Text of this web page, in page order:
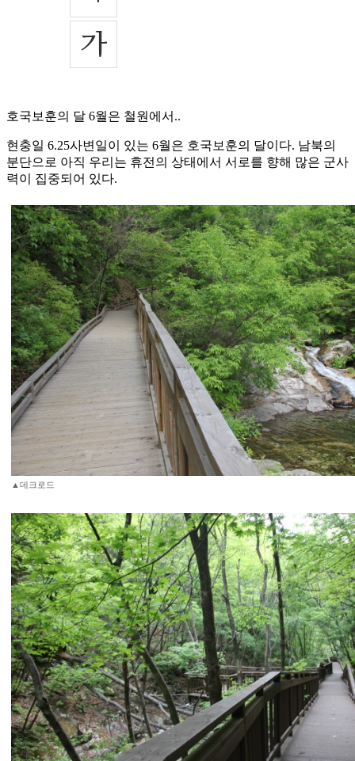
호국보훈의 달 6월은 철원에서..
현충일 6.25사변일이 있는 6월은 호국보훈의 달이다. 남북의
분단으로 아직 우리는 휴전의 상태에서 서로를 향해 많은 군사
력이 집중되어 있다.
▲데크로드